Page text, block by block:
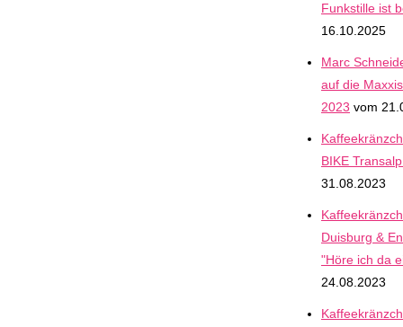
Funkstille ist
16.10.2025
Marc
auf die
2023 vom
BIKE
31.08.2023
Duisburg &
"Höre ich da
24.08.2023